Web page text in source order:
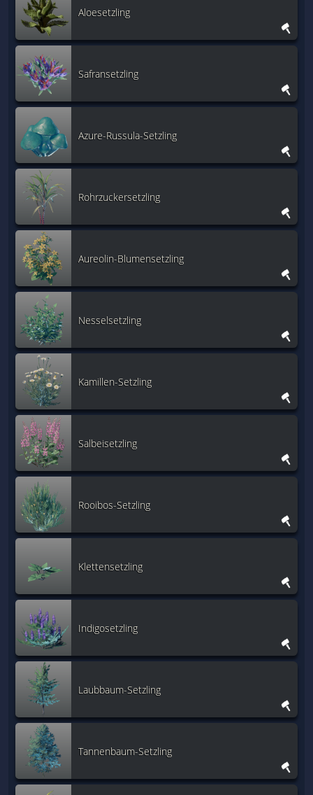
Aloesetzling
Safransetzling
Azure-Russula-Setzling
Rohrzuckersetzling
Aureolin-Blumensetzling
Nesselsetzling
Kamillen-Setzling
Salbeisetzling
Rooibos-Setzling
Klettensetzling
Indigosetzling
Laubbaum-Setzling
Tannenbaum-Setzling